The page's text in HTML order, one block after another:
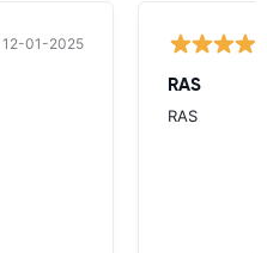
12-01-2025
RAS
RAS